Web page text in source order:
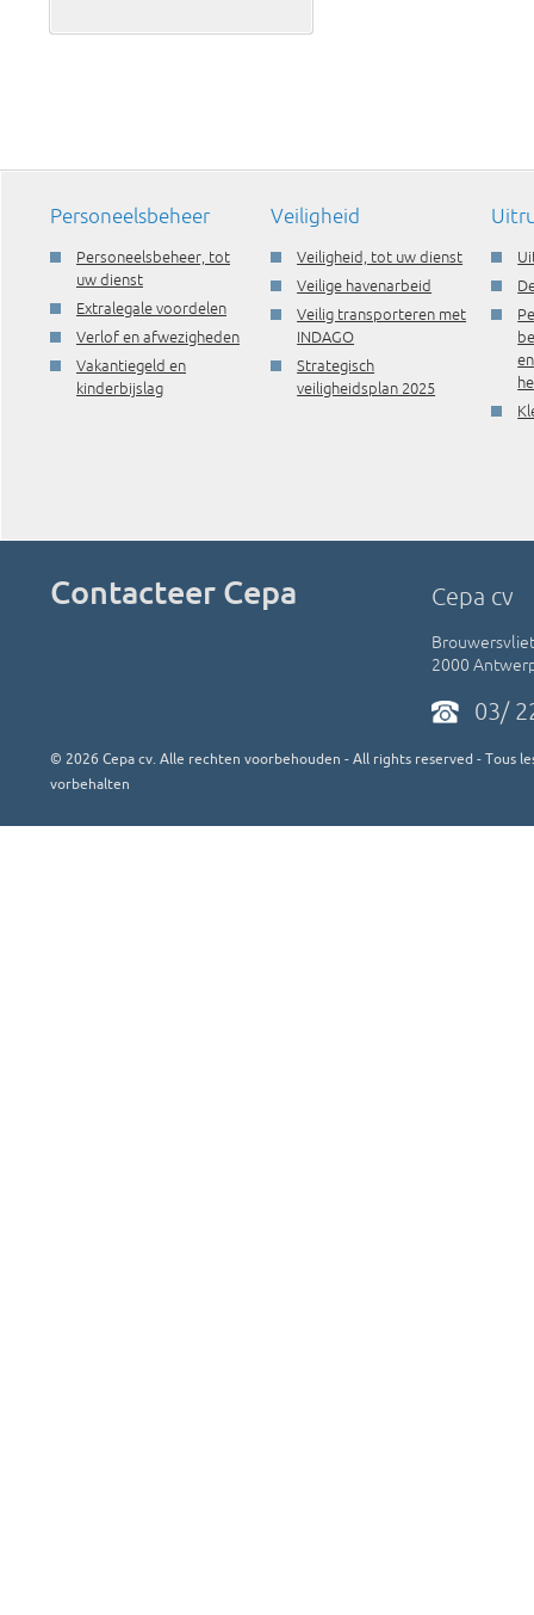
Personeelsbeheer
Personeelsbeheer, tot
uw dienst
Extralegale voordelen
Verlof en afwezigheden
Vakantiegeld en
kinderbijslag
Veiligheid
Veiligheid, tot uw dienst
Veilige havenarbeid
Veilig transporteren met
INDAGO
Strategisch
veiligheidsplan 2025
en
Contacteer Cepa Cepa cv
2000
03/
© 2026 Cepa cv. Alle rechten voorbehouden - All rights reserved - Tous
vorbehalten